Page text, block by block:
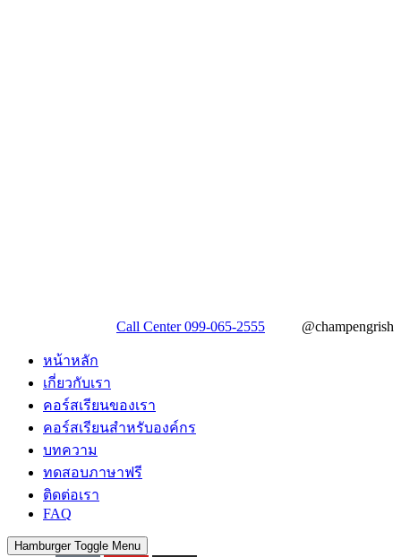
Call Center 099-065-2555 @champengrish
หน้าหลัก
เกี่ยวกับเรา
คอร์สเรียนของเรา
คอร์สเรียนสำหรับองค์กร
บทความ
ทดสอบภาษาฟรี
ติดต่อเรา
FAQ
Hamburger Toggle Menu